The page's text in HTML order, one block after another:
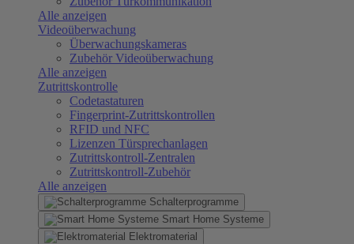
Alle anzeigen
Videoüberwachung
Überwachungskameras
Zubehör Videoüberwachung
Alle anzeigen
Zutrittskontrolle
Codetastaturen
Fingerprint-Zutrittskontrollen
RFID und NFC
Lizenzen Türsprechanlagen
Zutrittskontroll-Zentralen
Zutrittskontroll-Zubehör
Alle anzeigen
Schalterprogramme
Smart Home Systeme
Elektromaterial